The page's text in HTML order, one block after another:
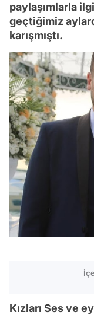
paylaşımlarla
geçtiğimiz
karışmıştı.
Kızları Ses ve